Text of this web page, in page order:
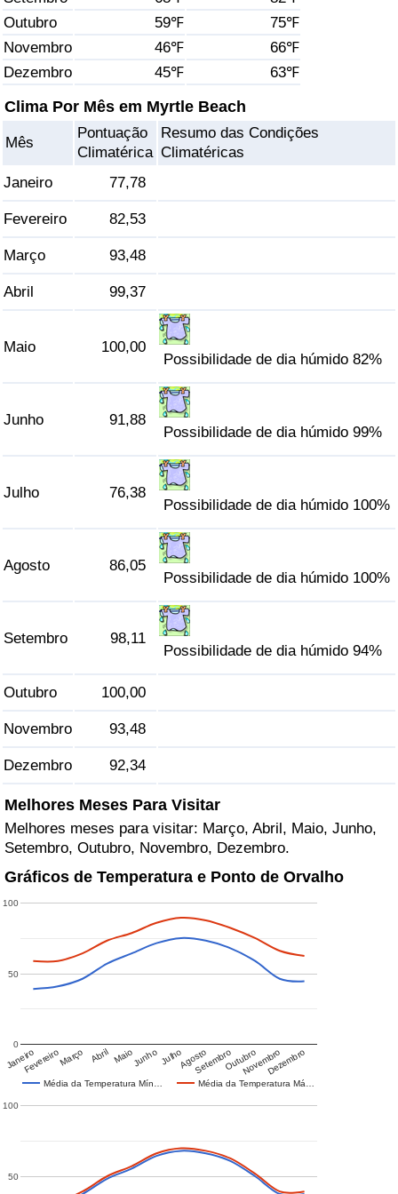
Outubro
59℉
75℉
Novembro
46℉
66℉
Dezembro
45℉ 63℉
Clima Por Mês em Myrtle Beach
Mês
Pontuação
Climatérica
Resumo das Condições
Climatéricas
Janeiro
77,78
Fevereiro 82,53
Março 93,48
Abril 99,37
Maio 100,00
Possibilidade de dia húmido 82%
Junho 91,88
Possibilidade de dia húmido 99%
Julho 76,38
Possibilidade de dia húmido 100%
Agosto 86,05
Possibilidade de dia húmido 100%
Setembro 98,11
Possibilidade de dia húmido 94%
Outubro 100,00
Novembro 93,48
Dezembro 92,34
Melhores Meses Para Visitar
Melhores meses para visitar: Março, Abril, Maio, Junho,
Setembro, Outubro, Novembro, Dezembro.
Gráficos de Temperatura e Ponto de Orvalho
Média da Temperatura Mín… Média da Temperatura Má…
JaneiroFevereiroMarço Abril MaioJunho JulhoAgostoSetembroOutubroNovembroDezembro
0
50
100
50
100
Saúde
Indicador de Saúde (Atual)
Poluição
Indicador de Poluição (Atual)
Índice de poluição
Indicador de Poluição por País
Indicador de Trânsito (Atual)
Indicador de Trânsito por País